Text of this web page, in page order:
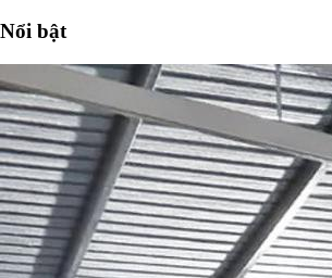
Nổi bật